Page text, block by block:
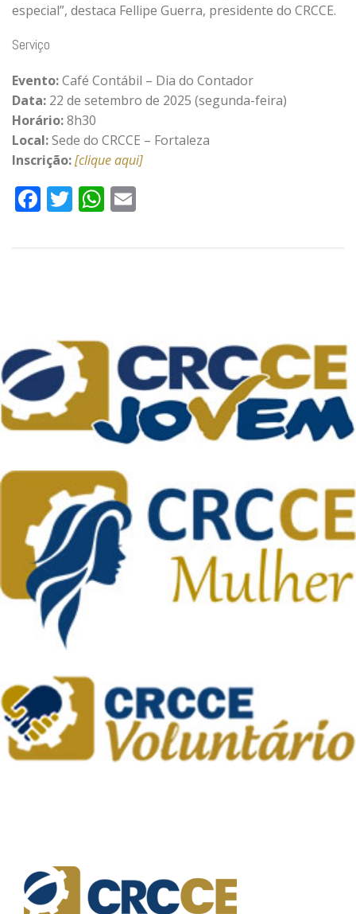
especial”, destaca Fellipe Guerra, presidente do CRCCE.
Serviço
Evento:Café Contábil – Dia do Contador
Data: 22 de setembro de 2025 (segunda-feira)
Horário:8h30
Local:Sede do CRCCE – Fortaleza
Inscrição:[clique aqui]
Facebook
TwitterWhatsApp